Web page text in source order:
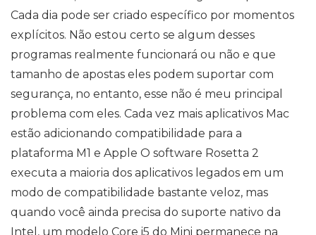
Cada dia pode ser criado específico por momentos
explícitos. Não estou certo se algum desses
programas realmente funcionará ou não e que
tamanho de apostas eles podem suportar com
segurança, no entanto, esse não é meu principal
problema com eles. Cada vez mais aplicativos Mac
estão adicionando compatibilidade para a
plataforma M1 e Apple O software Rosetta 2
executa a maioria dos aplicativos legados em um
modo de compatibilidade bastante veloz, mas
quando você ainda precisa do suporte nativo da
Intel, um modelo Core i5 do Mini permanece na